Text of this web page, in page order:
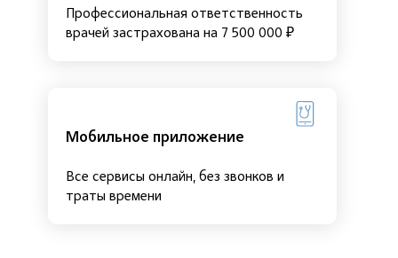
Профессиональная ответственность
врачей застрахована на 7 500 000 ₽
Мобильное приложение
Все сервисы онлайн, без звонков и
траты времени